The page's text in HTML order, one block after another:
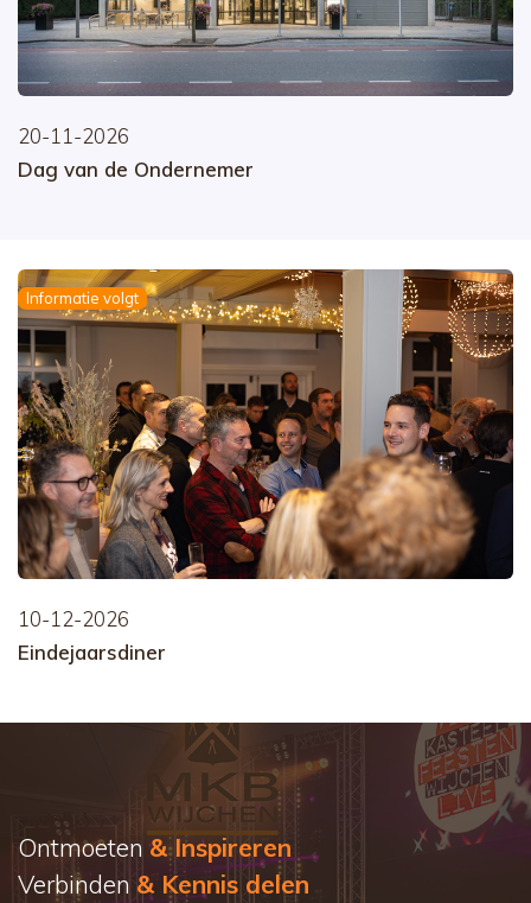
20-11-2026
Dag van de Ondernemer
Informatie volgt
10-12-2026
Eindejaarsdiner
Ontmoeten & Inspireren
Verbinden & Kennis delen